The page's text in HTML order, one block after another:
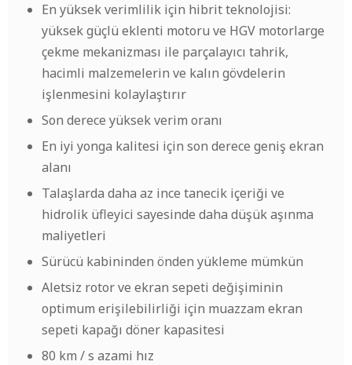
En yüksek verimlilik için hibrit teknolojisi:
yüksek güçlü eklenti motoru ve HGV motorlarge
çekme mekanizması ile parçalayıcı tahrik,
hacimli malzemelerin ve kalın gövdelerin
işlenmesini kolaylaştırır
Son derece yüksek verim oranı
En iyi yonga kalitesi için son derece geniş ekran
alanı
Talaşlarda daha az ince tanecik içeriği ve
hidrolik üfleyici sayesinde daha düşük aşınma
maliyetleri
Sürücü kabininden önden yükleme mümkün
Aletsiz rotor ve ekran sepeti değişiminin
optimum erişilebilirliği için muazzam ekran
sepeti kapağı döner kapasitesi
80 km / s azami hız